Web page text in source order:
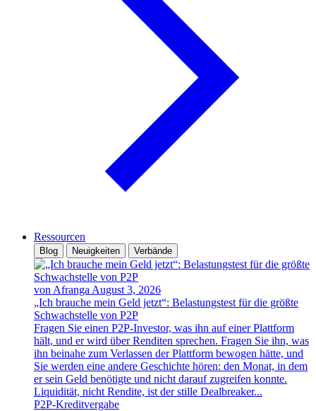
Ressourcen
Blog Neuigkeiten Verbände
von Afranga August 3, 2026
„Ich brauche mein Geld jetzt“: Belastungstest für die größte
Schwachstelle von P2P
Fragen Sie einen P2P-Investor, was ihn auf einer Plattform
hält, und er wird über Renditen sprechen. Fragen Sie ihn, was
ihn beinahe zum Verlassen der Plattform bewogen hätte, und
Sie werden eine andere Geschichte hören: den Monat, in dem
er sein Geld benötigte und nicht darauf zugreifen konnte.
Liquidität, nicht Rendite, ist der stille Dealbreaker...
P2P-Kreditvergabe